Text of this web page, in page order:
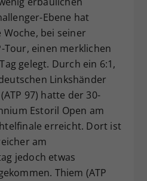
Ebene hat
bei seiner
Tour, einen merklichen
gelegt. Durch ein 6:1,
Linkshänder
97) hatte der 30-
Estoril Open am
erreicht. Dort ist
am
jedoch etwas
Thiem (ATP
speichert Ihre Consent-
Unter anderem eine
ID, für die
Speicherung Ihrer
Einstellungen, falls der
Betreiber dies eingestellt